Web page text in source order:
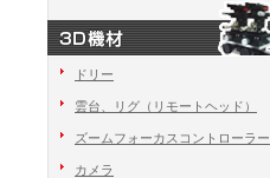
ドリー
雲台、リグ（リモートヘッド）
ズームフォーカスコントローラー
カメラ